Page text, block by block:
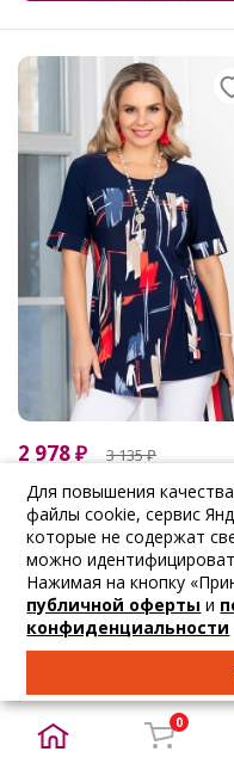
2 978₽ 3 135₽
Lavira
Туника тёмно-си...
46 48 50 52 54 56 58...
В корзину
Для повышения
файлы cookie, сервис
которые не содержат
можно
Нажимая на кнопку
публичной оферты и
конфиденциальности
0